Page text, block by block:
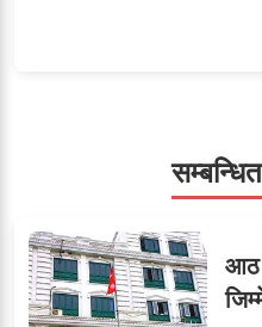
६सहसचिवमा प्रथम
विजयकुमार शर्माको
टिप्स
आठ